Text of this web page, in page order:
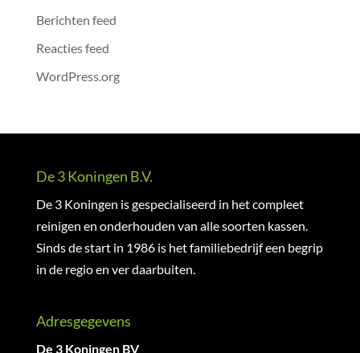
Berichten feed
Reacties feed
WordPress.org
De 3 Koningen B.V.
De 3 Koningen is gespecialiseerd in het compleet
reinigen en onderhouden van alle soorten kassen.
Sinds de start in 1986 is het familiebedrijf een begrip
in de regio en ver daarbuiten.
Adresgegevens
De 3 Koningen BV